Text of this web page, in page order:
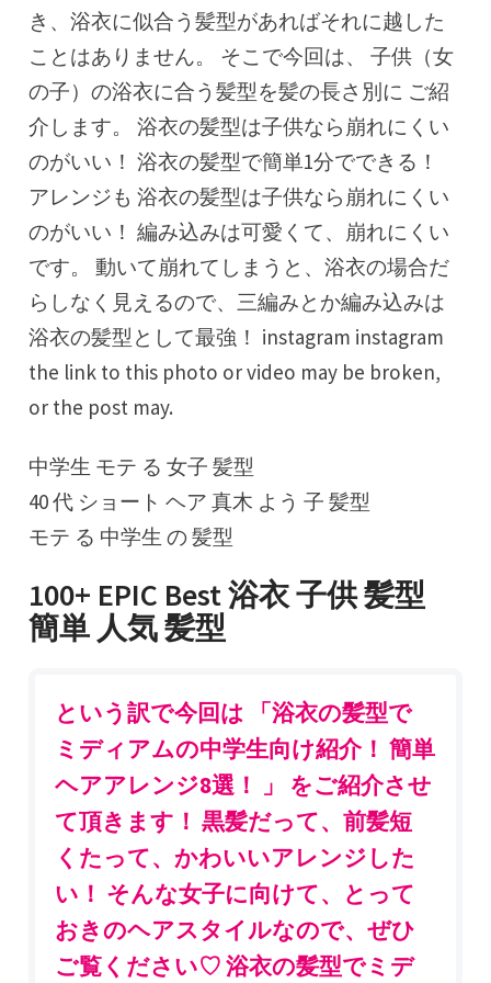
き、浴衣に似合う髪型があればそれに越した
ことはありません。 そこで今回は、 子供（女
の子）の浴衣に合う髪型を髪の長さ別に ご紹
介します。 浴衣の髪型は子供なら崩れにくい
のがいい！ 浴衣の髪型で簡単1分でできる！
アレンジも 浴衣の髪型は子供なら崩れにくい
のがいい！ 編み込みは可愛くて、崩れにくい
です。 動いて崩れてしまうと、浴衣の場合だ
らしなく見えるので、三編みとか編み込みは
浴衣の髪型として最強！ instagram instagram
the link to this photo or video may be broken,
or the post may.
中学生 モテ る 女子 髪型
40 代 ショート ヘア 真木 よう 子 髪型
モテ る 中学生 の 髪型
100+ EPIC Best 浴衣 子供 髪型
簡単 人気 髪型
という訳で今回は 「浴衣の髪型で
ミディアムの中学生向け紹介！ 簡単
ヘアアレンジ8選！ 」 をご紹介させ
て頂きます！ 黒髪だって、前髪短
くたって、かわいいアレンジした
い！ そんな女子に向けて、とって
おきのヘアスタイルなので、ぜひ
ご覧ください♡ 浴衣の髪型でミデ